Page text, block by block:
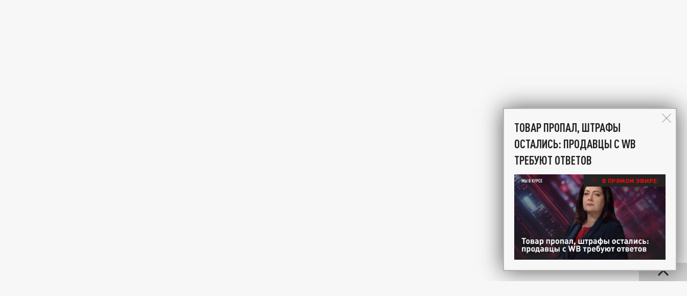
ТОВАР ПРОПАЛ, ШТРАФЫ
ОСТАЛИСЬ: ПРОДАВЦЫ С WB
ТРЕБУЮТ ОТВЕТОВ
В ПРЯМОМ ЭФИРЕ: